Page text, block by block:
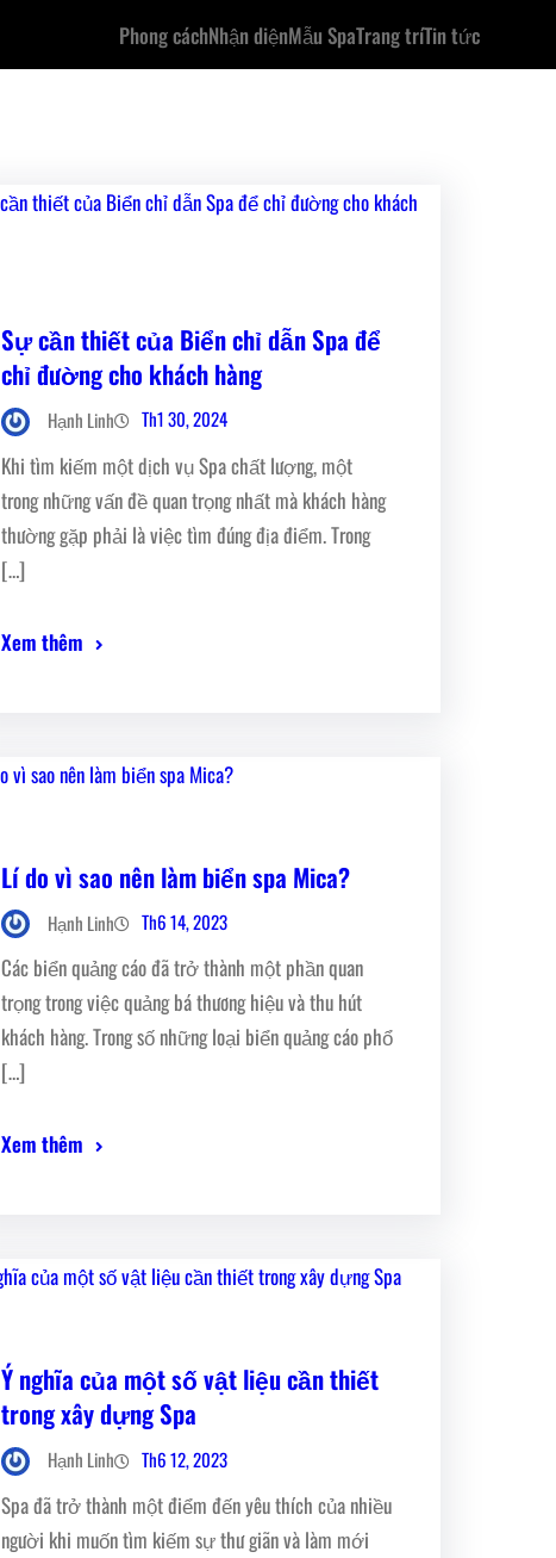
Phong cáchNhận diệnMẫu SpaTrang tríTin tức
Sự cần thiết của Biển chỉ dẫn Spa để
chỉ đường cho khách hàng
Hạnh Linh Th1 30, 2024
Khi tìm kiếm một dịch vụ Spa chất lượng, một
trong những vấn đề quan trọng nhất mà khách hàng
thường gặp phải là việc tìm đúng địa điểm. Trong
[…]
Xem thêm
Lí do vì sao nên làm biển spa Mica?
Hạnh Linh Th6 14, 2023
Các biển quảng cáo đã trở thành một phần quan
trọng trong việc quảng bá thương hiệu và thu hút
khách hàng. Trong số những loại biển quảng cáo phổ
[…]
Xem thêm
Ý nghĩa của một số vật liệu cần thiết
trong xây dựng Spa
Hạnh Linh Th6 12, 2023
Spa đã trở thành một điểm đến yêu thích của nhiều
người khi muốn tìm kiếm sự thư giãn và làm mới